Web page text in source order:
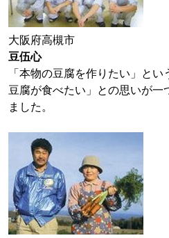
大阪府高槻市
豆伍心
「本物の豆腐を作りたい」と
豆腐が食べたい」との思いが一
ました。